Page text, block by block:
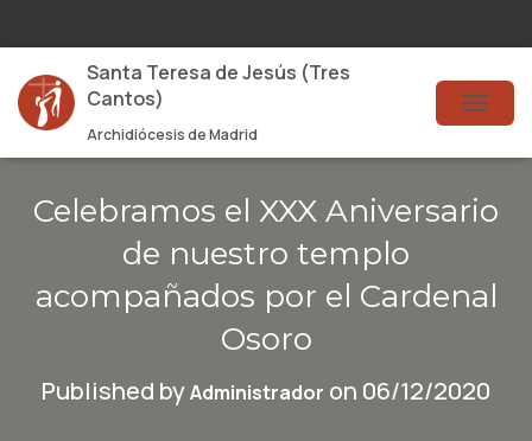
Santa Teresa de Jesús (Tres
Cantos)
Archidiócesis de Madrid
T
O
G
E
A
Celebramos el XXX Aniversario
de nuestro templo
acompañados por el Cardenal
Osoro
Published byAdministrador on 06/12/2020